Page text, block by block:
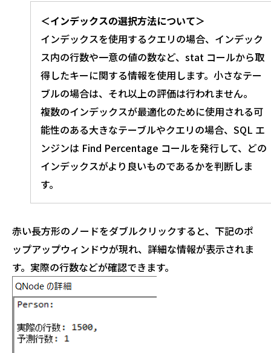
＜インデックスの選択方法について＞
インデックスを使用するクエリの場合、インデック
ス内の行数や一意の値の数など、stat コールから取
得したキーに関する情報を使用します。小さなテー
ブルの場合は、それ以上の評価は行われません。
複数のインデックスが最適化のために使用される可
能性のある大きなテーブルやクエリの場合、SQL エ
ンジンは Find Percentage コールを発行して、どの
インデックスがより良いものであるかを判断しま
す。
赤い長方形のノードをダブルクリックすると、下記のポ
ップアップウィンドウが現れ、詳細な情報が表示されま
す。実際の行数などが確認できます。